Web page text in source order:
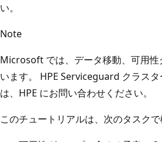
い。
Note
Microsoft では、データ移動、可用性
います。 HPE Serviceguard クラス
は、HPE にお問い合わせください。
このチュートリアルは、次のタスクで